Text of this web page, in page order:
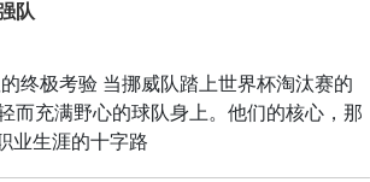
队
终极考验 当挪威队踏上世界杯淘汰赛的
而充满野心的球队身上。他们的核心，那
业生涯的十字路